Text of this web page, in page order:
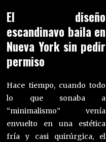
El diseño
escandinavo baila en
Nueva York sin pedir
permiso
Hace tiempo, cuando todo
lo que sonaba a
“minimalismo” venía
envuelto en una estética
fría y casi quirúrgica, el